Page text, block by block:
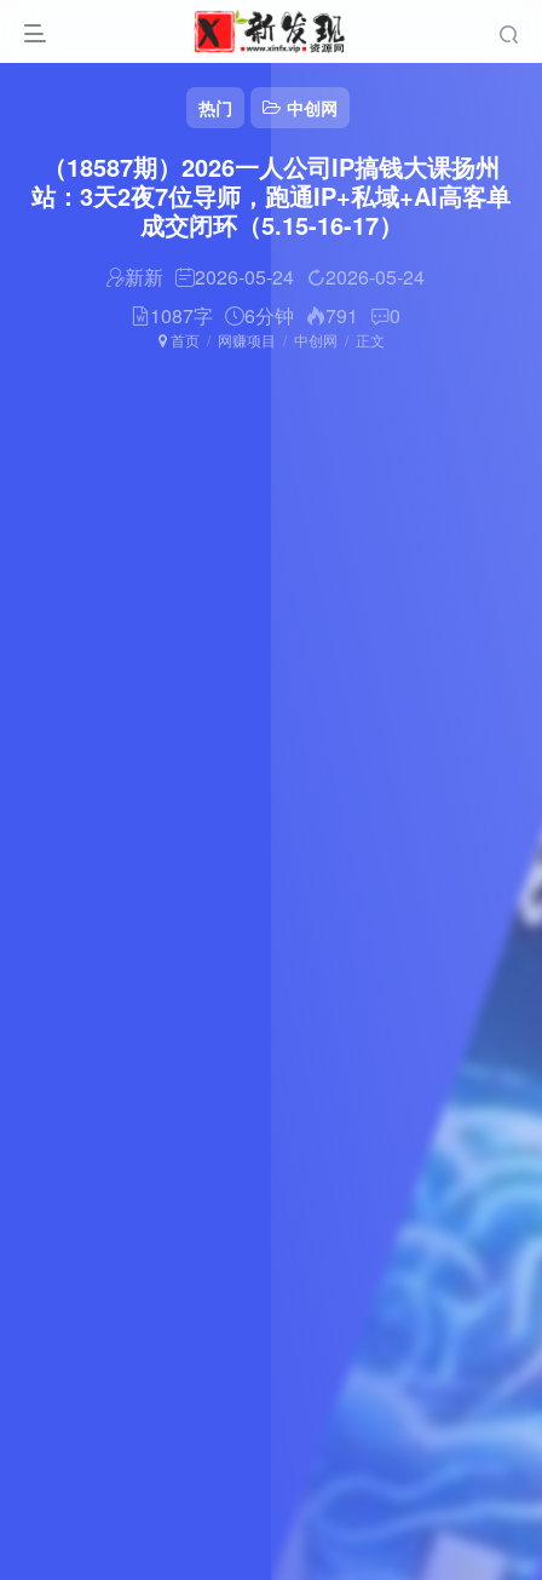
热门 中创网
（18587期）2026一人公司IP搞钱大课扬州
站：3天2夜7位导师，跑通IP+私域+AI高客单
成交闭环（5.15-16-17）
新新 2026-05-24
2026-05-24
1087字
6分钟 791 0
首页 网赚项目 中创网 正文